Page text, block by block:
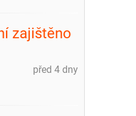
zajištěno
před 4 dny